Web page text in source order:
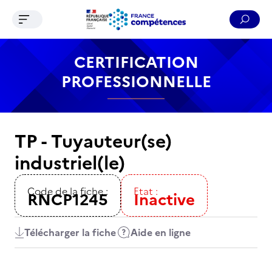
Contenu Recherche Menu Pied de page
Ouvrir le menu de navigation
CERTIFICATION
PROFESSIONNELLE
TP - Tuyauteur(se)
industriel(le)
Code de la fiche :
RNCP1245 Etat :
Inactive
Télécharger la fiche Aide en ligne